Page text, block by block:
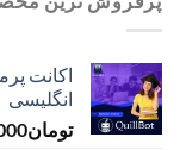
انگلیسی
تومان